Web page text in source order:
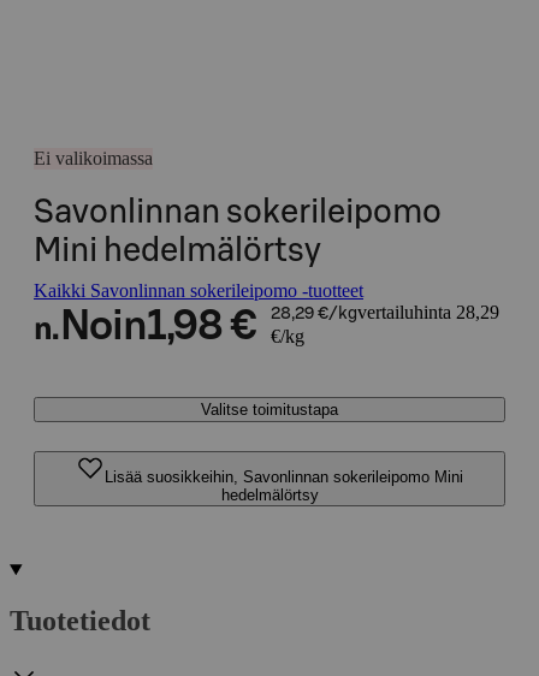
Ei valikoimassa
Savonlinnan sokerileipomo
Mini hedelmälörtsy
Kaikki Savonlinnan sokerileipomo -tuotteet
n. Noin1,98 € 28,29 €/kgvertailuhinta 28,29
€/kg
Valitse toimitustapa
Lisää suosikkeihin, Savonlinnan sokerileipomo Mini
hedelmälörtsy
Tuotetiedot